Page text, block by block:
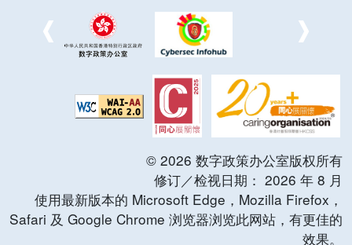
© 2026 数字政策办公室版权所有
修订／检视日期： 2026 年 8 月
使用最新版本的 Microsoft Edge，Mozilla Firefox，
Safari 及 Google Chrome 浏览器浏览此网站，有更佳的
效果。